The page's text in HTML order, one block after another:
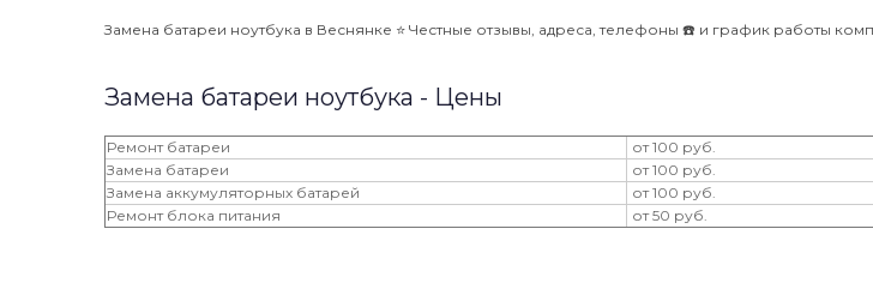
Замена батареи ноутбука в Веснянке ⭐️ Честные отзывы, адреса, телефоны ☎️ и график работы
Замена батареи ноутбука - Цены
Ремонт батареи
от 100 руб.
Замена батареи
от 100 руб.
Замена аккумуляторных батарей
от 100 руб.
Ремонт блока питания
от 50 руб.